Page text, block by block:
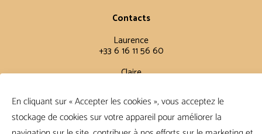
En cliquant sur « Accepter les cookies », vous acceptez le
stockage de cookies sur votre appareil pour améliorer la
Contacts
Laurence
+33 6 16 11 56 60
Claire
Conditions Générales